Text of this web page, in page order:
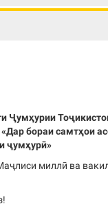
Ҷумҳурии
бораи самтҳои
ҷумҳурӣ»
миллӣ ва